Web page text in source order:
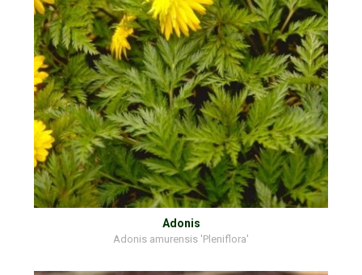
Adonis
Adonis amurensis 'Pleniflora'